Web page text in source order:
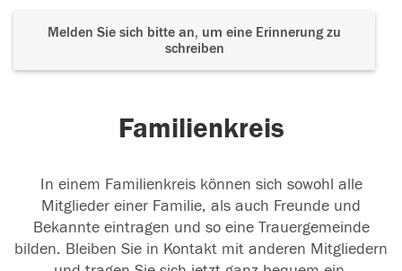
Melden Sie sich bitte an, um eine Erinnerung zu
schreiben
Familienkreis
In einem Familienkreis können sich sowohl alle
Mitglieder einer Familie, als auch Freunde und
Bekannte eintragen und so eine Trauergemeinde
bilden. Bleiben Sie in Kontakt mit anderen Mitgliedern